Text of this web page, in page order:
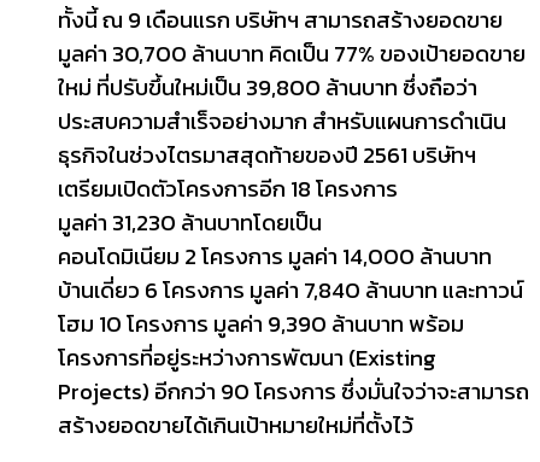
ทั้งนี้ ณ 9 เดือนแรก บริษัทฯ สามารถสร้างยอดขาย
มูลค่า 30,700 ล้านบาท คิดเป็น 77% ของเป้ายอดขาย
ใหม่ ที่ปรับขึ้นใหม่เป็น 39,800 ล้านบาท ซึ่งถือว่า
ประสบความสำเร็จอย่างมาก สำหรับแผนการดำเนิน
ธุรกิจในช่วงไตรมาสสุดท้ายของปี 2561 บริษัทฯ
เตรียมเปิดตัวโครงการอีก 18 โครงการ
มูลค่า 31,230 ล้านบาทโดยเป็น
คอนโดมิเนียม 2 โครงการ มูลค่า 14,000 ล้านบาท
บ้านเดี่ยว 6 โครงการ มูลค่า 7,840 ล้านบาท และทาวน์
โฮม 10 โครงการ มูลค่า 9,390 ล้านบาท พร้อม
โครงการที่อยู่ระหว่างการพัฒนา (Existing
Projects) อีกกว่า 90 โครงการ ซึ่งมั่นใจว่าจะสามารถ
สร้างยอดขายได้เกินเป้าหมายใหม่ที่ตั้งไว้